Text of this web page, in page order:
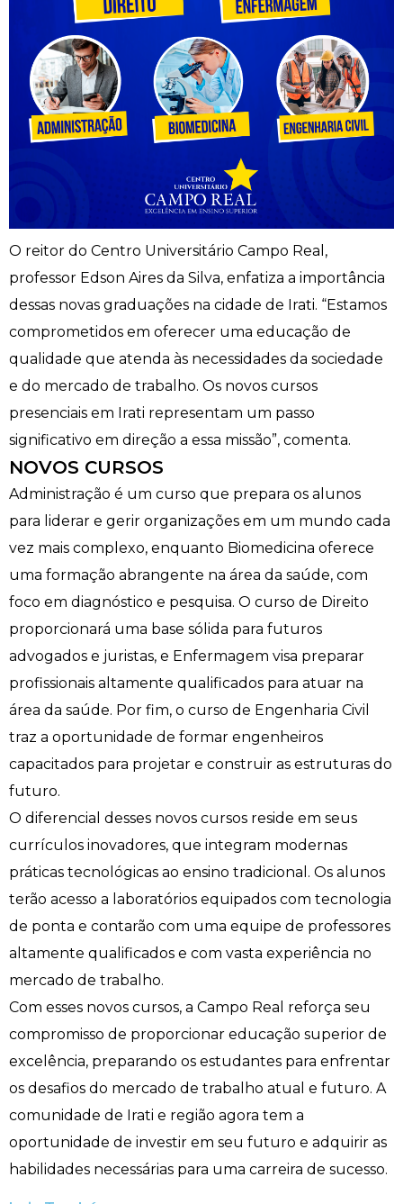
O reitor do Centro Universitário Campo Real,
professor Edson Aires da Silva, enfatiza a importância
dessas novas graduações na cidade de Irati. “Estamos
comprometidos em oferecer uma educação de
qualidade que atenda às necessidades da sociedade
e do mercado de trabalho. Os novos cursos
presenciais em Irati representam um passo
significativo em direção a essa missão”, comenta.
NOVOS CURSOS
Administração é um curso que prepara os alunos
para liderar e gerir organizações em um mundo cada
vez mais complexo, enquanto Biomedicina oferece
uma formação abrangente na área da saúde, com
foco em diagnóstico e pesquisa. O curso de Direito
proporcionará uma base sólida para futuros
advogados e juristas, e Enfermagem visa preparar
profissionais altamente qualificados para atuar na
área da saúde. Por fim, o curso de Engenharia Civil
traz a oportunidade de formar engenheiros
capacitados para projetar e construir as estruturas do
futuro.
O diferencial desses novos cursos reside em seus
currículos inovadores, que integram modernas
práticas tecnológicas ao ensino tradicional. Os alunos
terão acesso a laboratórios equipados com tecnologia
de ponta e contarão com uma equipe de professores
altamente qualificados e com vasta experiência no
mercado de trabalho.
Com esses novos cursos, a Campo Real reforça seu
compromisso de proporcionar educação superior de
excelência, preparando os estudantes para enfrentar
os desafios do mercado de trabalho atual e futuro. A
comunidade de Irati e região agora tem a
oportunidade de investir em seu futuro e adquirir as
habilidades necessárias para uma carreira de sucesso.
Psicologia
Publicidade e Propaganda
Segunda Chamada
Seguro Escolar
Sapien
Publicações Científicas
Revistas Campo Real
WhatsApp Campo Real